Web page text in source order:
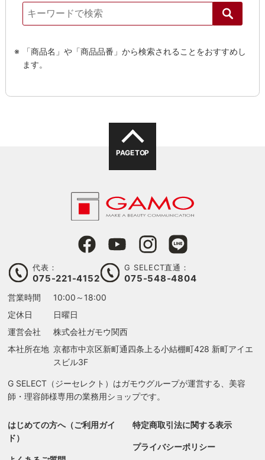
「商品名」や「商品品番」から検索されることをおすすめし
ます。
PAGE TOP
代表：
075-221-4152
G SELECT直通：
075-548-4804
営業時間
10:00～18:00
定休日
日曜日
運営会社
株式会社ガモウ関西
本社所在地 京都市中京区新町通四条上る小結棚町428 新町アイエ
スビル3F
G SELECT（ジーセレクト）はガモウグループが運営する、美容
師・理容師様専用の業務用ショップです。
はじめての方へ（ご利用ガイ
ド）
特定商取引法に関する表示
プライバシーポリシー